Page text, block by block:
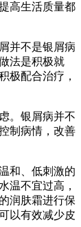
高生活质量都
并不是银屑病
法是积极就
极配合治疗，
。银屑病并不
制病情，改善
和、低刺激的
温不宜过高，
润肤霜进行保
以有效减少皮